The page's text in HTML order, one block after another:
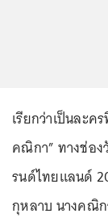
เรียกว่าเป็นละค
คณิกา” ทางช่อง
รนด์ไทยแลนด์
กุหลาบ นางคณิ